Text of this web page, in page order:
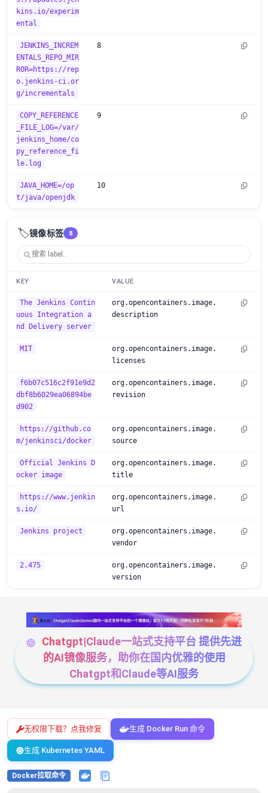
kins.io/experim
ental
JENKINS_INCREM
ENTALS_REPO_MIR
ROR=https://rep
o.jenkins-ci.or
g/incrementals
8
COPY_REFERENCE
_FILE_LOG=/var/
jenkins_home/co
py_reference_fi
le.log
9
JAVA_HOME=/op
t/java/openjdk
10
🏷️镜像标签 8
KEY VALUE
The Jenkins Contin
uous Integration a
nd Delivery server
org.opencontainers.image.
description
MIT
org.opencontainers.image.
licenses
f6b07c516c2f91e9d2
dbf8b6029ea06894be
d902
org.opencontainers.image.
revision
https://github.co
m/jenkinsci/docker
org.opencontainers.image.
source
Official Jenkins D
ocker image
org.opencontainers.image.
title
https://www.jenkin
s.io/
org.opencontainers.image.
url
Jenkins project
org.opencontainers.image.
vendor
2.475
org.opencontainers.image.
version
Chatgpt|Claude一站式支持平台 提供先进
的AI镜像服务，助你在国内优雅的使用
Chatgpt和Claude等AI服务
无权限下载？点我修复 生成 Docker Run 命令
生成 Kubernetes YAML
Docker拉取命令